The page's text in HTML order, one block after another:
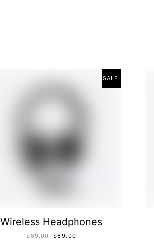
SALE!
Wireless Headphones
$89.00 $69.00